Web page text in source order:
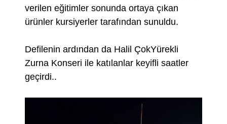
verilen eğitimler sonunda ortaya çıkan
ürünler kursiyerler tarafından sunuldu.
Defilenin ardından da Halil ÇokYürekli
Zurna Konseri ile katılanlar keyifli saatler
geçirdi..